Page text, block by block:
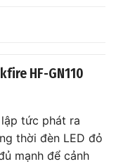
HF-GN110
tức phát ra
thời đèn LED đỏ
mạnh để cảnh